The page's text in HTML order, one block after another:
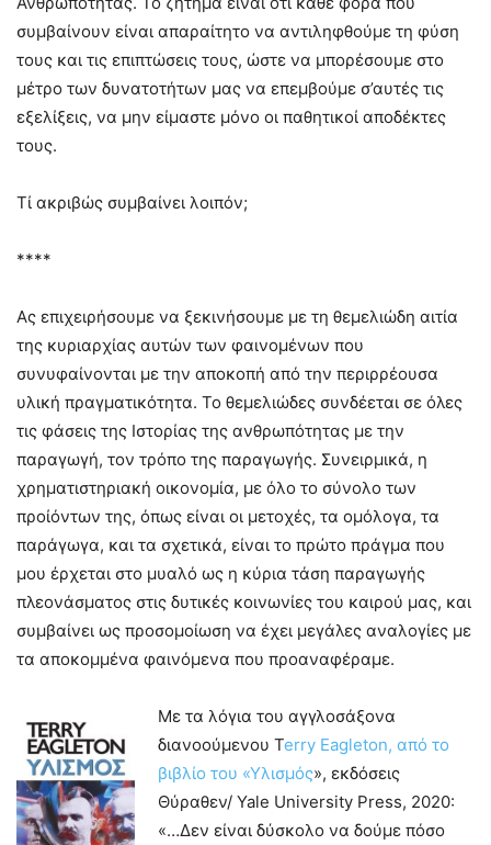
συμβαίνουν είναι απαραίτητο να αντιληφθούμε τη φύση
τους και τις επιπτώσεις τους, ώστε να μπορέσουμε στο
μέτρο των δυνατοτήτων μας να επεμβούμε σ’αυτές τις
εξελίξεις, να μην είμαστε μόνο οι παθητικοί αποδέκτες
τους.
Τί ακριβώς συμβαίνει λοιπόν;
****
Ας επιχειρήσουμε να ξεκινήσουμε με τη θεμελιώδη αιτία
της κυριαρχίας αυτών των φαινομένων που
συνυφαίνονται με την αποκοπή από την περιρρέουσα
υλική πραγματικότητα. Το θεμελιώδες συνδέεται σε όλες
τις φάσεις της Ιστορίας της ανθρωπότητας με την
παραγωγή, τον τρόπο της παραγωγής. Συνειρμικά, η
χρηματιστηριακή οικονομία, με όλο το σύνολο των
προίόντων της, όπως είναι οι μετοχές, τα ομόλογα, τα
παράγωγα, και τα σχετικά, είναι το πρώτο πράγμα που
μου έρχεται στο μυαλό ως η κύρια τάση παραγωγής
πλεονάσματος στις δυτικές κοινωνίες του καιρού μας, και
συμβαίνει ως προσομοίωση να έχει μεγάλες αναλογίες με
τα αποκομμένα φαινόμενα που προαναφέραμε.
Με τα λόγια του αγγλοσάξονα
διανοούμενου Terry Eagleton, από το
βιβλίο του «Υλισμός», εκδόσεις
Θύραθεν/ Yale University Press, 2020:
«…Δεν είναι δύσκολο να δούμε πόσο